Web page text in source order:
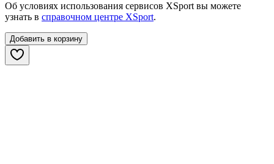
Об условиях использования сервисов XSport вы можете
узнать в справочном центре XSport.
Добавить в корзину